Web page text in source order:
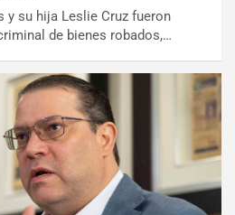
y su hija Leslie Cruz fueron
de bienes robados,…